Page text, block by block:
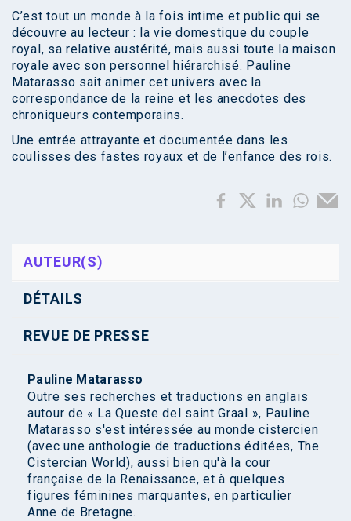
C’est tout un monde à la fois intime et public qui se
découvre au lecteur : la vie domestique du couple
royal, sa relative austérité, mais aussi toute la maison
royale avec son personnel hiérarchisé. Pauline
Matarasso sait animer cet univers avec la
correspondance de la reine et les anecdotes des
chroniqueurs contemporains.
Une entrée attrayante et documentée dans les
coulisses des fastes royaux et de l’enfance des rois.
AUTEUR(S)
DÉTAILS
REVUE DE PRESSE
Pauline Matarasso
Outre ses recherches et traductions en anglais
autour de « La Queste del saint Graal », Pauline
Matarasso s'est intéressée au monde cistercien
(avec une anthologie de traductions éditées, The
Cistercian World), aussi bien qu'à la cour
française de la Renaissance, et à quelques
figures féminines marquantes, en particulier
Anne de Bretagne.